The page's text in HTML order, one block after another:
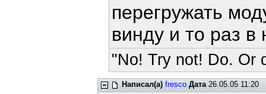
перегружать
винду и то раз
"No! Try not! Do. Or
Написал(а) fresco Дата26.05.05 11:20